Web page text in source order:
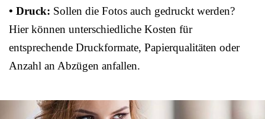
• Druck: Sollen die Fotos auch gedruckt werden?
Hier können unterschiedliche Kosten für
entsprechende Druckformate, Papierqualitäten oder
Anzahl an Abzügen anfallen.